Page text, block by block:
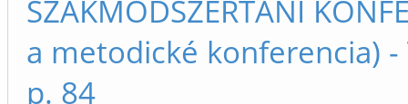
SZAKMÓDSZERTANI
a metodické konferencia) -
p. 84